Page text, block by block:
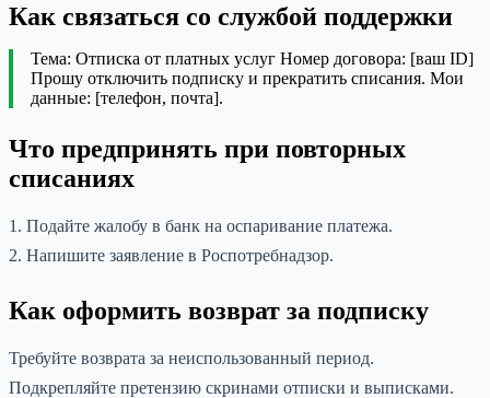
Как связаться со службой поддержки
Тема: Отписка от платных услуг Номер договора: [ваш ID]
Прошу отключить подписку и прекратить списания. Мои
данные: [телефон, почта].
Что предпринять при повторных
списаниях
1. Подайте жалобу в банк на оспаривание платежа.
2. Напишите заявление в Роспотребнадзор.
Как оформить возврат за подписку
Требуйте возврата за неиспользованный период.
Подкрепляйте претензию скринами отписки и выписками.